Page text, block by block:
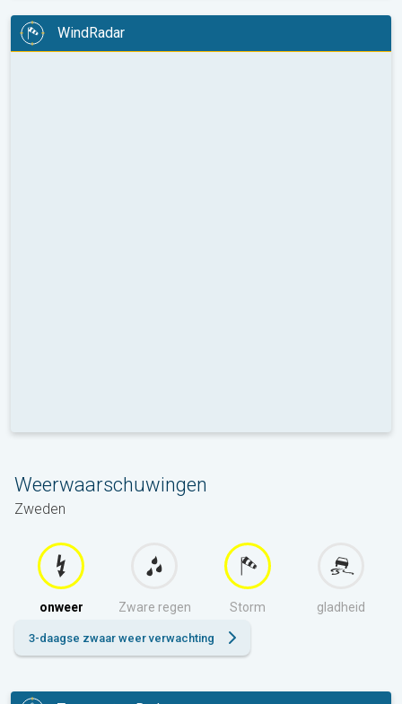
WindRadar
Weerwaarschuwingen
Zweden
onweer Zware regen Storm gladheid
3-daagse zwaar weer verwachting